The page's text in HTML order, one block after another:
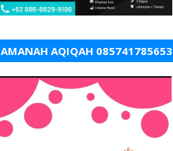
AMANAH AQIQAH 085741785653